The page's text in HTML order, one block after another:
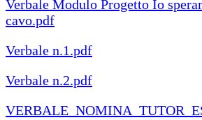
Verbale Modulo Progetto Io
cavo.pdf
Verbale n.1.pdf
Verbale n.2.pdf